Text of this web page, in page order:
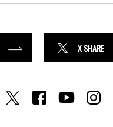
X SHARE